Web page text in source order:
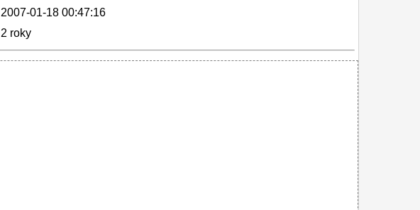
2007-01-18 00:47:16
2 roky